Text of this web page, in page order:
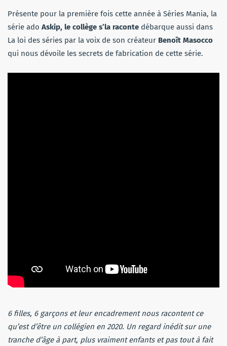
Présente pour la première fois cette année à Séries Mania, la
série ado Askip, le collège s’la raconte débarque aussi dans
La loi des séries par la voix de son créateur Benoît Masocco
qui nous dévoile les secrets de fabrication de cette série.
6 filles, 6 garçons et leur encadrement nous racontent ce
qu’est d’être un collégien en 2020. Un regard inédit sur une
tranche d’âge à part, plus vraiment enfants et pas tout à fait